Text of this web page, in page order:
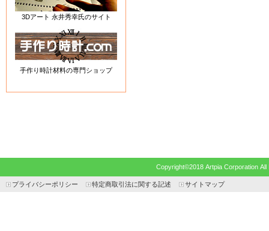
3Dアート 永井秀幸氏のサイト
手作り時計材料の専門ショップ
Copyright©2018 Artpia Corporation
プライバシーポリシー 特定商取引法に関する記述 サイトマップ